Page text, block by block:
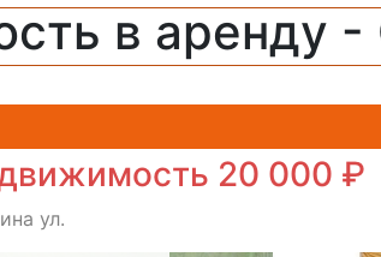
в аренду
20 000 ₽
ул.